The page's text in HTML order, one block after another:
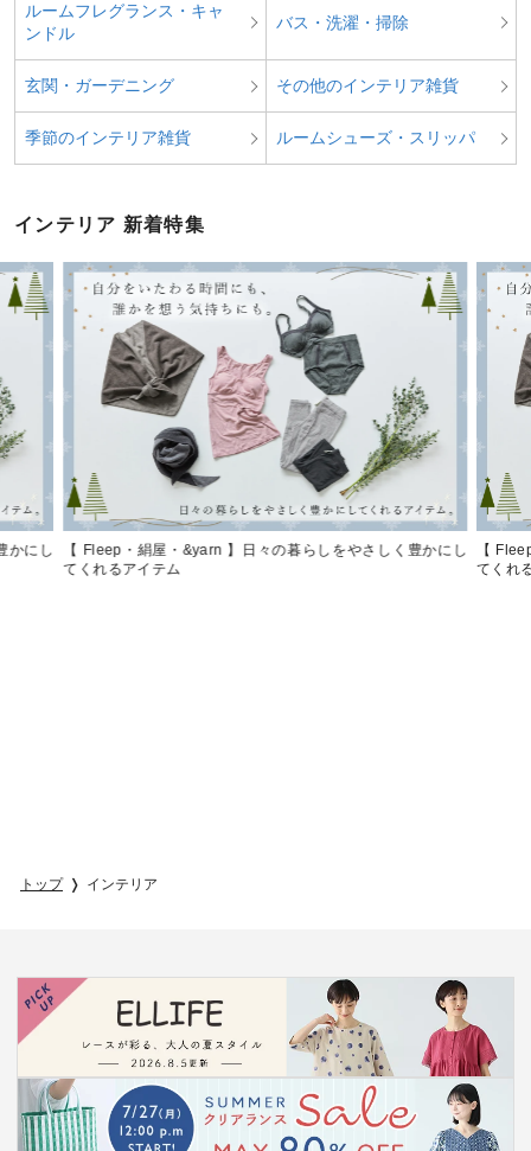
インテリア 新着特集
かにし
【 Fleep・絹屋・&yarn 】日々の暮らしをやさしく豊かにし
てくれるアイテム
【
てくれ
ルームフレグランス・キャ
ンドル
バス・洗濯・掃除
玄関・ガーデニング その他のインテリア雑貨
季節のインテリア雑貨 ルームシューズ・スリッパ
トップ インテリア